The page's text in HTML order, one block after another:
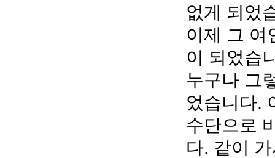
없게 되었
이제 그 여
이 되었습
누구나 그
었습니다.
수단으로
다. 같이